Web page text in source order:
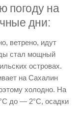
погоду на
дни:
ветрено, идут
стал мощный
островах.
на Сахалин
холодно. На
до — 2°С, осадки